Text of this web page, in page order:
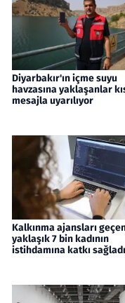
Diyarbakır'ın içme suyu
havzasına yaklaşanlar
mesajla uyarılıyor
Kalkınma ajansları
yaklaşık 7 bin kadının
istihdamına katkı sağladı